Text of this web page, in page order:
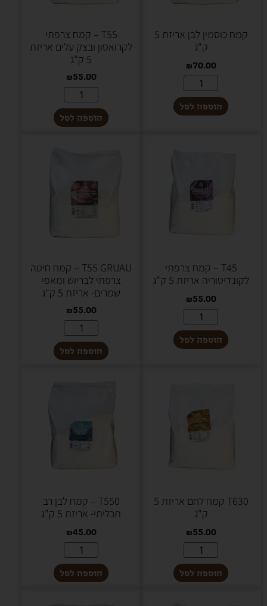
קמח כוסמין לבן אריזת 5
ק"ג
₪70.00
הוספה לסל
T55 – קמח צרפתי
לקרואסון ובצק עלים אריזת
5 ק"ג
₪55.00
הוספה לסל
T45 – קמח צרפתי
לקונדיטוריה אריזת 5 ק"ג
₪55.00
הוספה לסל
T55 GRUAU – קמח חיטה
צרפתי לבריוש ומאפי
שמרים- אריזת 5 ק"ג
₪55.00
הוספה לסל
T630 קמח לחם אריזת 5
ק"ג
₪55.00
הוספה לסל
T550 – קמח לבן רב
תכליתי- אריזת 5 ק"ג
₪45.00
הוספה לסל